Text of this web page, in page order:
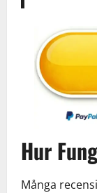
Hur
Många